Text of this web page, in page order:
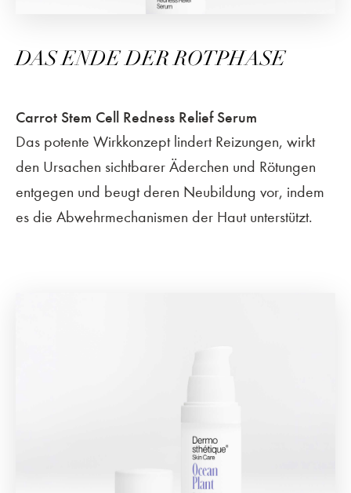
DAS ENDE DER ROTPHASE
Carrot Stem Cell Redness Relief Serum
Das potente Wirkkonzept lindert Reizungen, wirkt
den Ursachen sichtbarer Äderchen und Rötungen
entgegen und beugt deren Neubildung vor, indem
es die Abwehrmechanismen der Haut unterstützt.